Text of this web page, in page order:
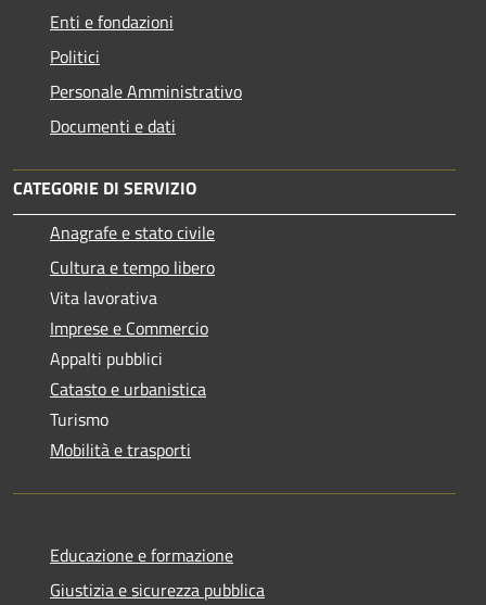
Enti e fondazioni
Politici
Personale Amministrativo
Documenti e dati
CATEGORIE DI SERVIZIO
Anagrafe e stato civile
Cultura e tempo libero
Vita lavorativa
Imprese e Commercio
Appalti pubblici
Catasto e urbanistica
Turismo
Mobilità e trasporti
Educazione e formazione
Giustizia e sicurezza pubblica